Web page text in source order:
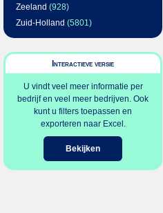
Zeeland (928)
Zuid-Holland (5801)
Interactieve versie
U vindt veel meer informatie per
bedrijf en veel meer bedrijven. Ook
kunt u filters toepassen en
exporteren naar Excel.
Bekijken